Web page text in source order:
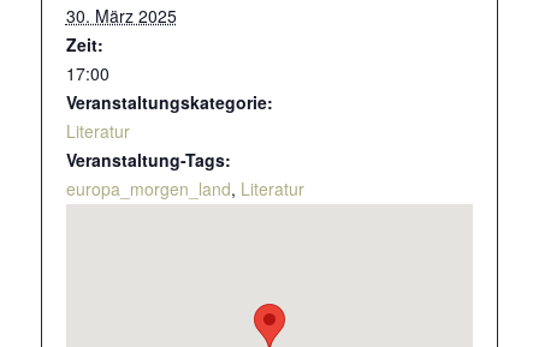
30. März 2025
Zeit:
17:00
Veranstaltungskategorie:
Literatur
Veranstaltung-Tags:
europa_morgen_land, Literatur